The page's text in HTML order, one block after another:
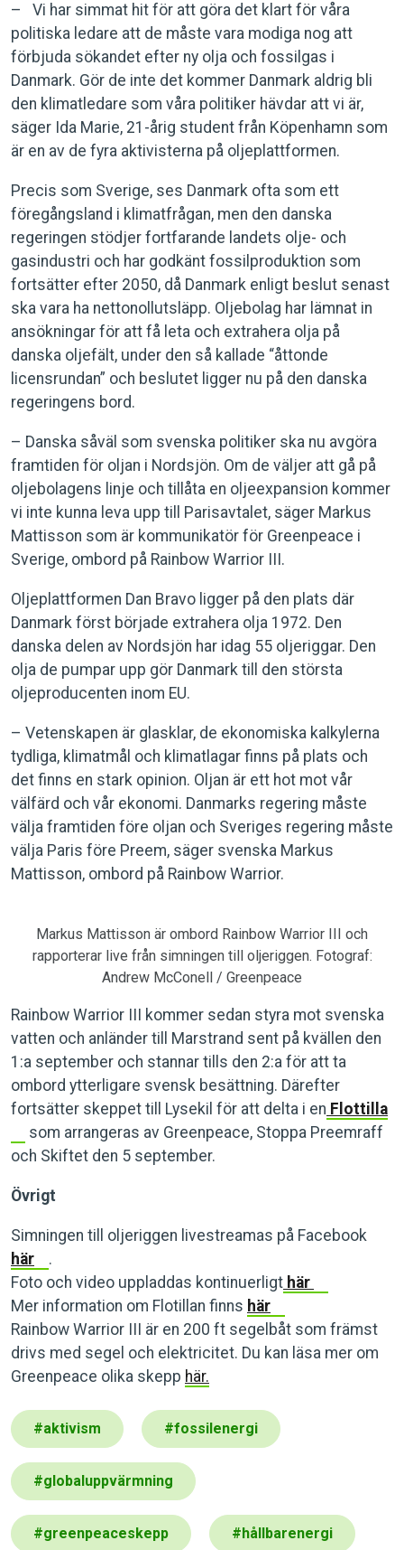
– Vi har simmat hit för att göra det klart för våra
politiska ledare att de måste vara modiga nog att
förbjuda sökandet efter ny olja och fossilgas i
Danmark. Gör de inte det kommer Danmark aldrig bli
den klimatledare som våra politiker hävdar att vi är,
säger Ida Marie, 21-årig student från Köpenhamn som
är en av de fyra aktivisterna på oljeplattformen.
Precis som Sverige, ses Danmark ofta som ett
föregångsland i klimatfrågan, men den danska
regeringen stödjer fortfarande landets olje- och
gasindustri och har godkänt fossilproduktion som
fortsätter efter 2050, då Danmark enligt beslut senast
ska vara ha nettonollutsläpp. Oljebolag har lämnat in
ansökningar för att få leta och extrahera olja på
danska oljefält, under den så kallade “åttonde
licensrundan” och beslutet ligger nu på den danska
regeringens bord.
– Danska såväl som svenska politiker ska nu avgöra
framtiden för oljan i Nordsjön. Om de väljer att gå på
oljebolagens linje och tillåta en oljeexpansion kommer
vi inte kunna leva upp till Parisavtalet, säger Markus
Mattisson som är kommunikatör för Greenpeace i
Sverige, ombord på Rainbow Warrior III.
Oljeplattformen Dan Bravo ligger på den plats där
Danmark först började extrahera olja 1972. Den
danska delen av Nordsjön har idag 55 oljeriggar. Den
olja de pumpar upp gör Danmark till den största
oljeproducenten inom EU.
– Vetenskapen är glasklar, de ekonomiska kalkylerna
tydliga, klimatmål och klimatlagar finns på plats och
det finns en stark opinion. Oljan är ett hot mot vår
välfärd och vår ekonomi. Danmarks regering måste
välja framtiden före oljan och Sveriges regering måste
välja Paris före Preem, säger svenska Markus
Mattisson, ombord på Rainbow Warrior.
Markus Mattisson är ombord Rainbow Warrior III och
rapporterar live från simningen till oljeriggen. Fotograf:
Andrew McConell / Greenpeace
Rainbow Warrior III kommer sedan styra mot svenska
vatten och anländer till Marstrand sent på kvällen den
1:a september och stannar tills den 2:a för att ta
ombord ytterligare svensk besättning. Därefter
fortsätter skeppet till Lysekil för att delta i en Flottilla
som arrangeras av Greenpeace, Stoppa Preemraff
och Skiftet den 5 september.
Övrigt
Simningen till oljeriggen livestreamas på Facebook
här
.
Foto och video uppladdas kontinuerligt här
Mer information om Flotillan finns här
Rainbow Warrior III är en 200 ft segelbåt som främst
drivs med segel och elektricitet. Du kan läsa mer om
Greenpeace olika skepp här.
#aktivism #fossilenergi
#globaluppvärmning
#greenpeaceskepp #hållbarenergi